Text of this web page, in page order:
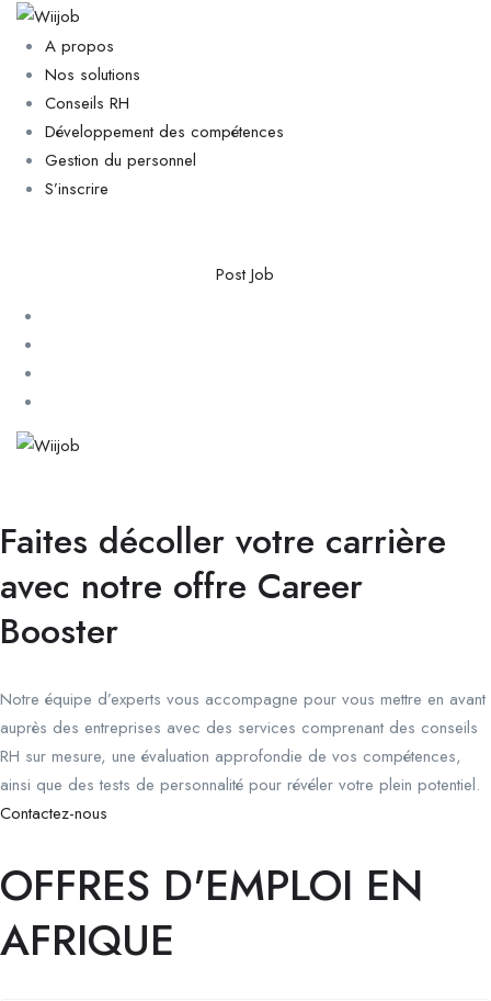
A propos
Nos solutions
Conseils RH
Développement des compétences
Gestion du personnel
S’inscrire
Post Job
Faites décoller votre carrière
avec notre offre Career
Booster
Notre équipe d’experts vous accompagne pour vous mettre en avant
auprès des entreprises avec des services comprenant des conseils
RH sur mesure, une évaluation approfondie de vos compétences,
ainsi que des tests de personnalité pour révéler votre plein potentiel.
Contactez-nous
OFFRES D'EMPLOI EN
AFRIQUE